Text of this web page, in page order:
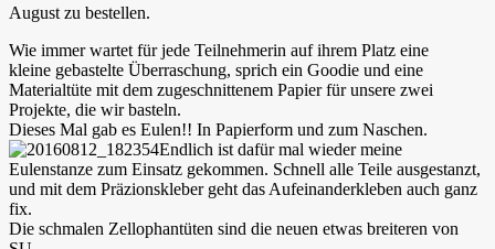
August zu bestellen.
Wie immer wartet für jede Teilnehmerin auf ihrem Platz eine
kleine gebastelte Überraschung, sprich ein Goodie und eine
Materialtüte mit dem zugeschnittenem Papier für unsere zwei
Projekte, die wir basteln.
Dieses Mal gab es Eulen!! In Papierform und zum Naschen.
Endlich ist dafür mal wieder meine
Eulenstanze zum Einsatz gekommen. Schnell alle Teile ausgestanzt,
und mit dem Präzionskleber geht das Aufeinanderkleben auch ganz
fix.
Die schmalen Zellophantüten sind die neuen etwas breiteren von